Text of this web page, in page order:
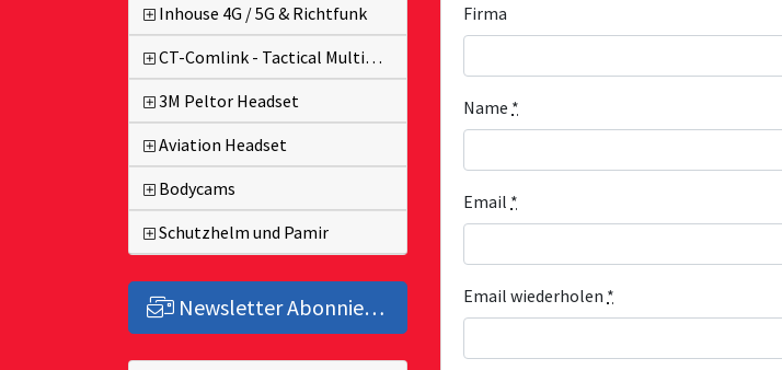
Firma
Name *
Email *
Email wiederholen *
Inhouse 4G / 5G & Richtfunk
CT-Comlink - Tactical MultiPTT
3M Peltor Headset
Aviation Headset
Bodycams
Schutzhelm und Pamir
Newsletter Abonnieren